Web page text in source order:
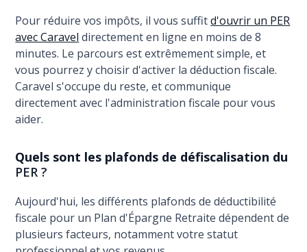
Pour réduire vos impôts, il vous suffitd'ouvrir un PER
avec Caravel directement en ligne en moins de 8
minutes. Le parcours est extrêmement simple, et
vous pourrez y choisir d'activer la déduction fiscale.
Caravel s'occupe du reste, et communique
directement avec l'administration fiscale pour vous
aider.
Quels sont les plafonds de défiscalisation du
PER ?
Aujourd'hui, les différents plafonds de déductibilité
fiscale pour un Plan d'Épargne Retraite dépendent de
plusieurs facteurs, notamment votre statut